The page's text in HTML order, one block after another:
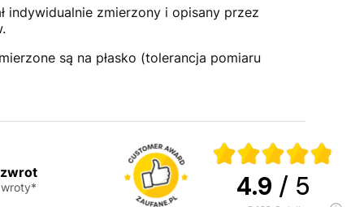
indywidualnie zmierzony i opisany przez
są na płasko (tolerancja pomiaru
4.9 / 5